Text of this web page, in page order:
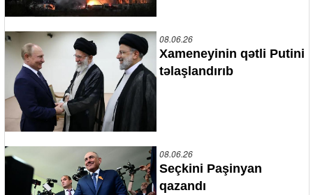
08.06.26
Xameneyinin qətli Putini
təlaşlandırıb
08.06.26
Seçkini Paşinyan
qazandı